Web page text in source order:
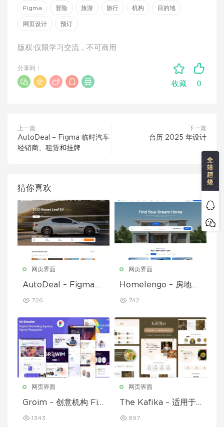
Figma 冒险 旅游 旅行 机构 目的地
网页设计 预订
版权:仅限学习交流，不可商用
收藏 0
分享到：
上一篇
AutoDeal – Figma 临时汽车
经销商、租赁和挂牌
下一篇
台历 2025 年设计
猜你喜欢
网页界面
AutoDeal – Figma
和挂牌
726
网页界面
Homelengo – 房地产
742
网页界面
Groim – 创意机构 Fig
1343
网页界面
The Kafika – 适用于
a 模板
897